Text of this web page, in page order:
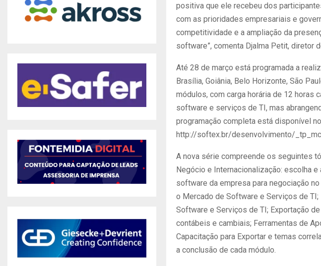
positiva que ele recebeu dos
com as prioridades empresariais e
competitividade e a ampliação da
software”, comenta Djalma Petit, diretor
Até 28 de março está programada a
Brasília, Goiânia, Belo Horizonte, São
módulos, com carga horária de 12 horas
software e serviços de TI, mas
programação completa está disponível
http://softex.br/desenvolvimento/
A nova série compreende os seguintes
Negócio e Internacionalização: escolha
software da empresa para negociação
o Mercado de Software e Serviços de
Software e Serviços de TI; Exportação
contábeis e cambiais; Ferramentas de
Capacitação para Exportar e temas
a conclusão de cada módulo.